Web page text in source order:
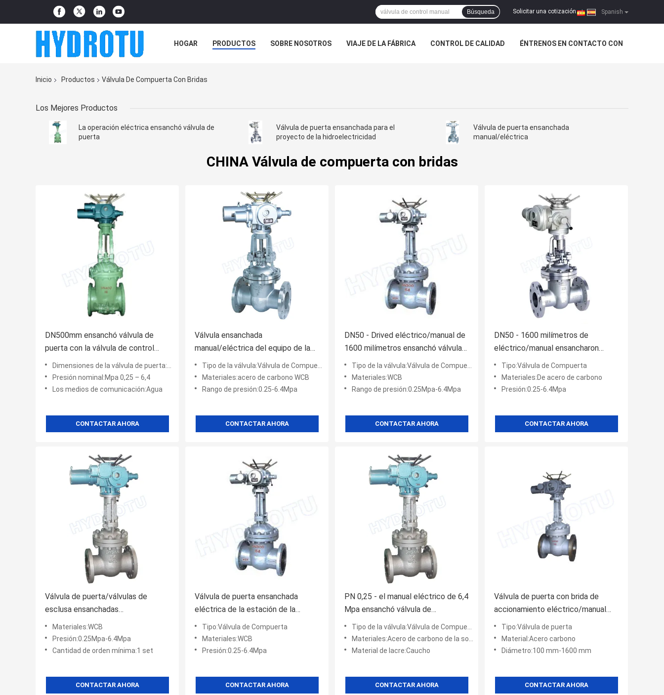
Spanish
Solicitar una cotización |
Búsqueda
HOGAR PRODUCTOS SOBRE NOSOTROS VIAJE DE LA FÁBRICA CONTROL DE CALIDAD ÉNTRENOS EN CONTACTO CON
Inicio
Productos Válvula De Compuerta Con Bridas
Los Mejores Productos
La operación eléctrica ensanchó válvula de
puerta
Válvula de puerta ensanchada para el
proyecto de la hidroelectricidad
Válvula de puerta ensanchada
manual/eléctrica
CHINA Válvula de compuerta con bridas
DN500mm ensanchó válvula de
puerta con la válvula de control
manual/eléctrica
Dimensiones de la válvula de puerta:50 – 1600 milímetros
Presión nominal:Mpa 0,25 – 6,4
Los medios de comunicación:Agua
CONTACTAR AHORA
Válvula ensanchada
manual/eléctrica del equipo de la
hidroelectricidad de puerta de la
válvula de /Sluice
Tipo de la válvula:Válvula de Compuerta
Materiales:acero de carbono WCB
Rango de presión:0.25-6.4Mpa
CONTACTAR AHORA
DN50 - Drived eléctrico/manual de
1600 milímetros ensanchó válvula
de puerta/válvula de esclusa
Tipo de la válvula:Válvula de Compuerta
Materiales:WCB
Rango de presión:0.25Mpa-6.4Mpa
CONTACTAR AHORA
DN50 - 1600 milímetros de
eléctrico/manual ensancharon
válvula de /Sluice de la válvula de
puerta para el proyecto de la
hidroelectricidad
Tipo:Válvula de Compuerta
Materiales:De acero de carbono
Presión:0.25-6.4Mpa
CONTACTAR AHORA
Válvula de puerta/válvulas de
esclusa ensanchadas
manuales/eléctricas para Mpa 0,25
- 6,4
Materiales:WCB
Presión:0.25Mpa-6.4Mpa
Cantidad de orden mínima:1 set
CONTACTAR AHORA
Válvula de puerta ensanchada
eléctrica de la estación de la
hidroelectricidad/válvula de
esclusa para Dia.50 – 1600
milímetros
Tipo:Válvula de Compuerta
Materiales:WCB
Presión:0.25-6.4Mpa
CONTACTAR AHORA
PN 0,25 - el manual eléctrico de 6,4
Mpa ensanchó válvula de
puerta/válvula de esclusa para la
central eléctrica hidráulica
Tipo de la válvula:Válvula de Compuerta
Materiales:Acero de carbono de la soldadura
Material de lacre:Caucho
CONTACTAR AHORA
Válvula de puerta con brida de
accionamiento eléctrico/manual
con diámetro de 100-1600 mm y
construcción de acero al carbono
Tipo:Válvula de puerta
Material:Acero carbono
Diámetro:100 mm-1600 mm
CONTACTAR AHORA